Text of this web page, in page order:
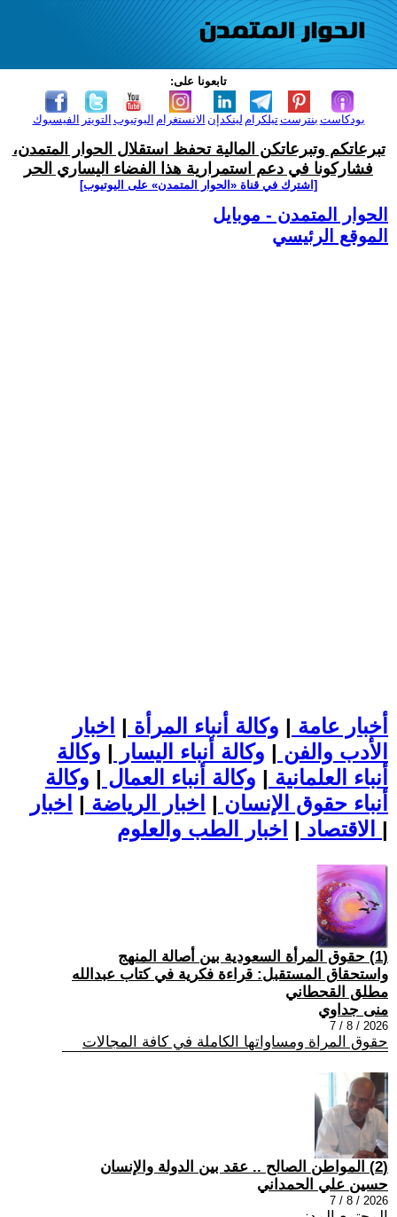
تابعونا على:
الفيسبوك التويتر اليوتيوب الانستغرام لينكدإن تيلكرامبنترست بودكاست
تبرعاتكم وتبرعاتكن المالية تحفظ استقلال الحوار المتمدن،
فشاركونا في دعم استمرارية هذا الفضاء اليساري الحر
[اشترك في قناة ‫«الحوار المتمدن» على اليوتيوب]
الحوار المتمدن - موبايل
الموقع الرئيسي
أخبار عامة | وكالة أنباء المرأة | اخبار
الأدب والفن | وكالة أنباء اليسار | وكالة
أنباء العلمانية | وكالة أنباء العمال | وكالة
أنباء حقوق الإنسان | اخبار الرياضة | اخبار
الاقتصاد | |
(1) حقوق المرأة السعودية بين أصالة المنهج
واستحقاق المستقبل: قراءة فكرية في كتاب عبدالله
مطلق القحطاني
منى جداوي
2026 / 8 / 7
حقوق المراة ومساواتها الكاملة في كافة المجالات
(2) المواطن الصالح .. عقد بين الدولة والإنسان
حسين علي الحمداني
2026 / 8 / 7